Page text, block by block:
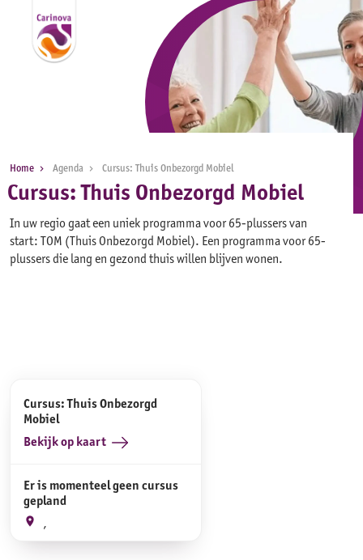
Home Agenda Cursus: Thuis Onbezorgd Mobiel
Cursus: Thuis Onbezorgd Mobiel
In uw regio gaat een uniek programma voor 65-plussers van
start: TOM (Thuis Onbezorgd Mobiel). Een programma voor 65-
plussers die lang en gezond thuis willen blijven wonen.
Cursus: Thuis Onbezorgd
Mobiel
Bekijk op kaart
Er is momenteel geen cursus
gepland
,